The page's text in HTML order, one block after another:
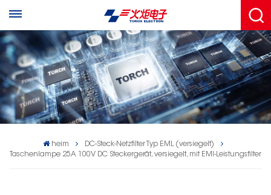
heim
DC-Steck-Netzfilter Typ EML (versiegelt)
Taschenlampe 25A 100V DC Steckergerät, versiegelt, mit EMI-Leistungsfilter